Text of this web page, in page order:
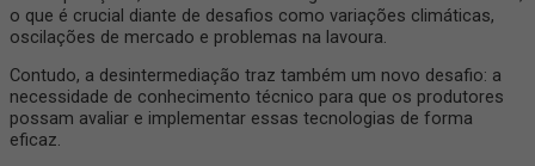
o que é crucial diante de desafios como variações climáticas,
oscilações de mercado e problemas na lavoura.
Contudo, a desintermediação traz também um novo desafio: a
necessidade de conhecimento técnico para que os produtores
possam avaliar e implementar essas tecnologias de forma
eficaz.